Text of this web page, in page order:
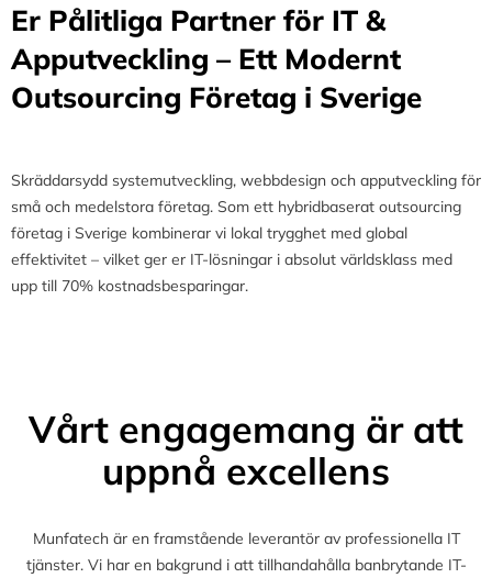
Er Pålitliga Partner för IT &
Apputveckling – Ett Modernt
Outsourcing Företag i Sverige
Skräddarsydd systemutveckling, webbdesign och apputveckling för
små och medelstora företag. Som ett hybridbaserat outsourcing
företag i Sverige kombinerar vi lokal trygghet med global
effektivitet – vilket ger er IT-lösningar i absolut världsklass med
upp till 70% kostnadsbesparingar.
Vårt engagemang är att
uppnå excellens
Munfatech är en framstående leverantör av professionella IT
tjänster. Vi har en bakgrund i att tillhandahålla banbrytande IT-